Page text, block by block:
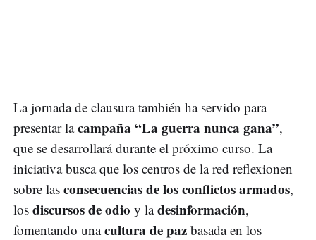
La jornada de clausura también ha servido para
presentar lacampaña “La guerra nunca gana”,
que se desarrollará durante el próximo curso. La
iniciativa busca que los centros de la red reflexionen
sobre las consecuencias de los conflictos armados,
los discursos de odio y ladesinformación,
fomentando unacultura de paz basada en los